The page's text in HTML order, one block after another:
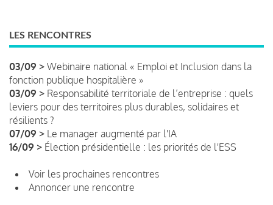
LES RENCONTRES
03/09 > Webinaire national « Emploi et Inclusion dans la
fonction publique hospitalière »
03/09 > Responsabilité territoriale de l’entreprise : quels
leviers pour des territoires plus durables, solidaires et
résilients ?
07/09 > Le manager augmenté par l'IA
16/09 > Élection présidentielle : les priorités de l'ESS
Voir les prochaines rencontres
Annoncer une rencontre